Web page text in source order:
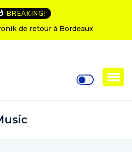
BREAKING!
ses 50 ans : le programme des
d’ouverture